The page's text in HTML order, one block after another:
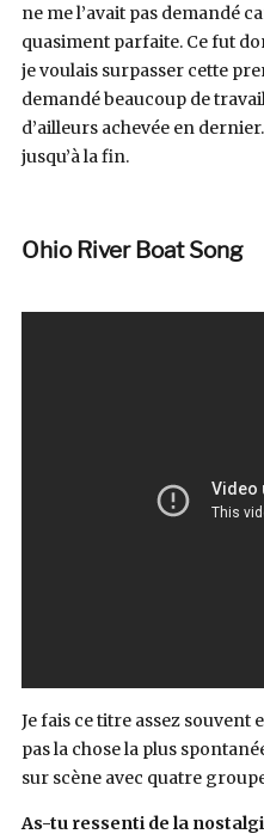
ne me l’avait pas demandé
quasiment parfaite. Ce fut
je voulais surpasser cette
demandé beaucoup de
d’ailleurs achevée en
jusqu’à la fin.
Ohio River Boat Song
Je fais ce titre assez
pas la chose la plus
sur scène avec quatre
As-tu ressenti de la